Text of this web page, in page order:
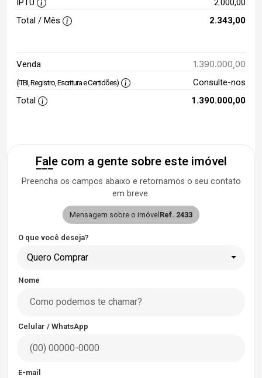
IPTU
2.000,00
Total / Mês
2.343,00
Venda 1.390.000,00
(ITBI, Registro, Escritura e Certidões)
Consulte-nos
Total
1.390.000,00
Fale com a gente sobre este imóvel
Preencha os campos abaixo e retornamos o seu contato
em breve.
Mensagem sobre o imóvel Ref. 2433
O que você deseja?
Quero Comprar
Nome
Celular / WhatsApp
E-mail